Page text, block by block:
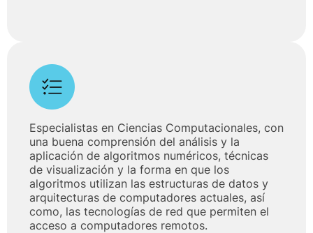
Especialistas en Ciencias Computacionales, con
una buena comprensión del análisis y la
aplicación de algoritmos numéricos, técnicas
de visualización y la forma en que los
algoritmos utilizan las estructuras de datos y
arquitecturas de computadores actuales, así
como, las tecnologías de red que permiten el
acceso a computadores remotos.